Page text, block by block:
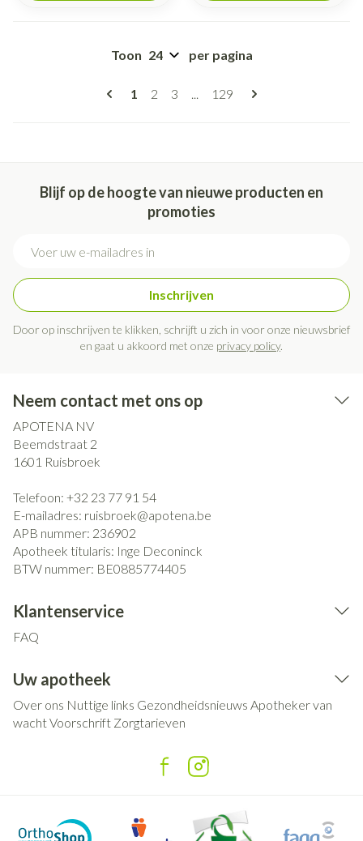
Pagina's
U lees momenteel pagina
1 Pagina
2 Pagina
3 ... Pagina
129
Toon per pagina
Blijf op de hoogte van nieuwe producten en
promoties
Inschrijven
Door op inschrijven te klikken, schrijft u zich in voor onze nieuwsbrief
en gaat u akkoord met onze privacy policy.
Neem contact met ons op
APOTENA NV
Beemdstraat 2
1601 Ruisbroek
Telefoon: +32 23 77 91 54
E-mailadres: ruisbroek@apotena.be
APB nummer: 236902
Apotheek titularis: Inge Deconinck
BTW nummer: BE0885774405
Klantenservice
FAQ
Uw apotheek
Over ons Nuttige links Gezondheidsnieuws Apotheker van
wachtVoorschrift Zorgtarieven